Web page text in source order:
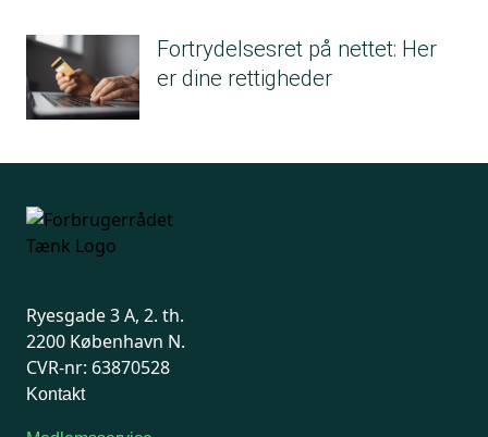
Fortrydelsesret på nettet: Her
er dine rettigheder
Ryesgade 3 A, 2. th.
2200 København N.
CVR-nr: 63870528
Kontakt